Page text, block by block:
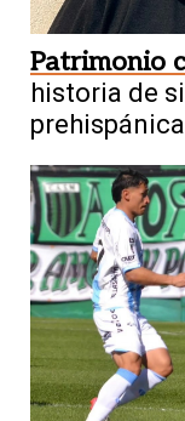
Patrimonio
historia de